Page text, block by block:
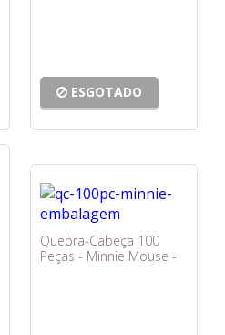
ESGOTADO
Quebra-Cabeça 100
Peças - Minnie Mouse -